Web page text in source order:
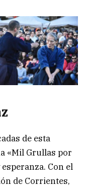
de esta
«Mil Grullas por
Con el
de Corrientes,